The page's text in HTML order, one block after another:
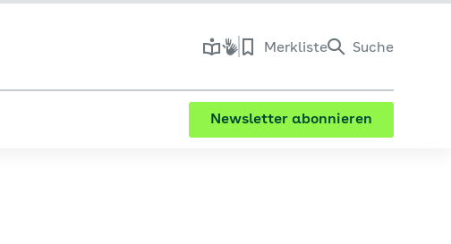
Merkliste Suche
Newsletter abonnieren